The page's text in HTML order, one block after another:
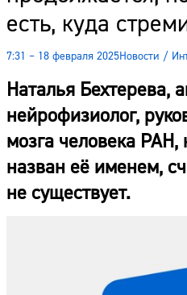
есть, куда
7:31 – 18 февраля 2025Новости /
Наталья Бехтерева,
нейрофизиолог,
мозга человека
назван её именем,
не существует.
Погода
Курсы валют